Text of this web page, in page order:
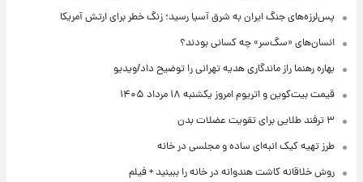
پس‌لرزه‌های جنگ ایران به شرق آسیا رسید؛ زنگ خطر برای ارتش آمریکا
انسان‌های «سگ‌سر» چه کسانی بودند؟
بهاره رهنما راز ماندگاری هدیه تهرانی را توضیح داد/ویدیو
قیمت بیت‌کوین و اتریوم امروز یکشنبه ۱۸ مرداد ۱۴۰۵
۳ ترفند طلایی برای تقویت عضلات بدن
طرز تهیه کیک انبه‌ای ساده و مجلسی در خانه
روش خلاقانه کاشت هندوانه در خانه را ببینید + فیلم